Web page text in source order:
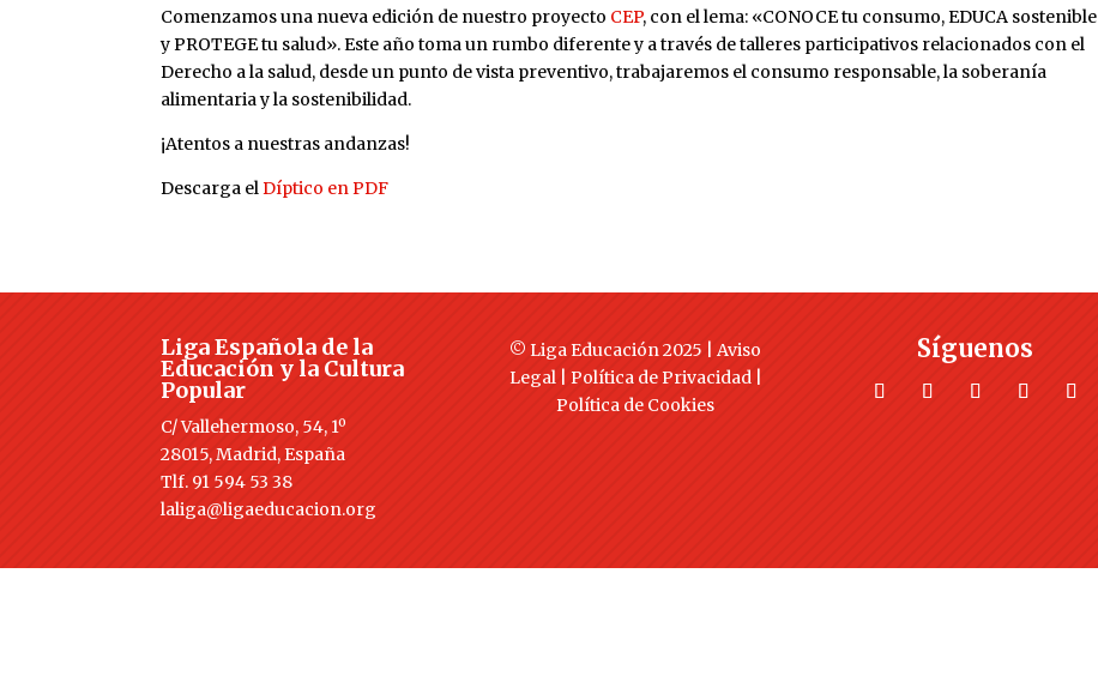
Comenzamos una nueva edición de nuestro proyecto CEP, con el lema: «CONOCE tu consumo, EDUCA sostenible
y PROTEGE tu salud». Este año toma un rumbo diferente y a través de talleres participativos relacionados con el
Derecho a la salud, desde un punto de vista preventivo, trabajaremos el consumo responsable, la soberanía
alimentaria y la sostenibilidad.
¡Atentos a nuestras andanzas!
Descarga elDíptico en PDF
Liga Española de la
Educación y la Cultura
Popular
C/ Vallehermoso, 54, 1º
28015, Madrid, España
Tlf. 91 594 53 38
laliga@ligaeducacion.org
© Liga Educación 2025 |Aviso
Legal| Política de Privacidad|
Política de Cookies
Síguenos